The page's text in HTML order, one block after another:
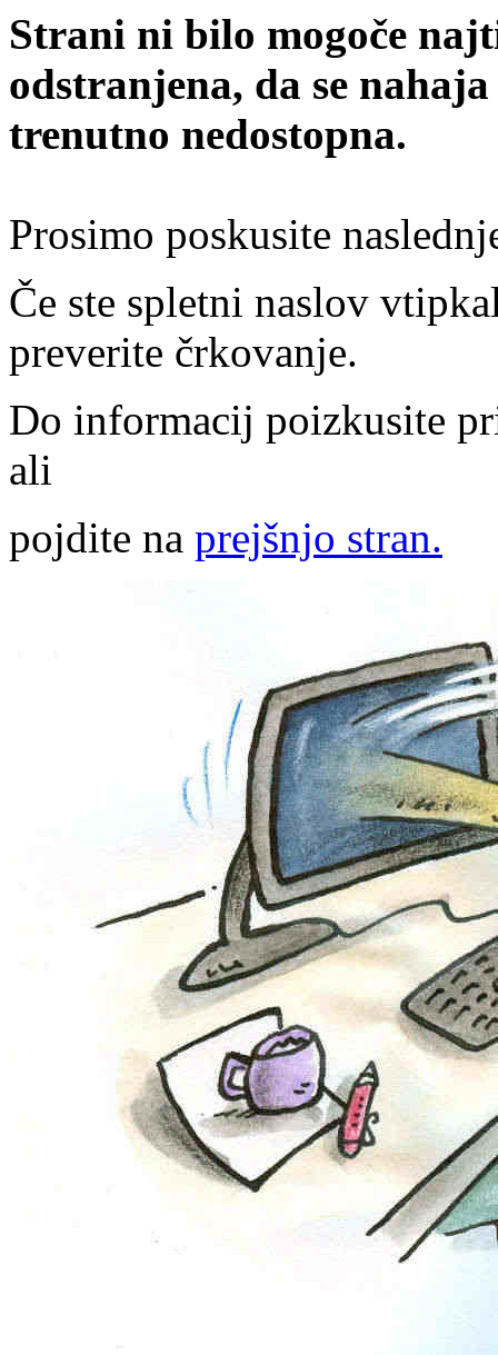
Strani ni bilo mogoče
odstranjena, da se
trenutno nedostopna.
Prosimo poskusite
Če ste spletni naslov
preverite črkovanje.
Do informacij poizkusite
ali
pojdite na prejšnjo stran.